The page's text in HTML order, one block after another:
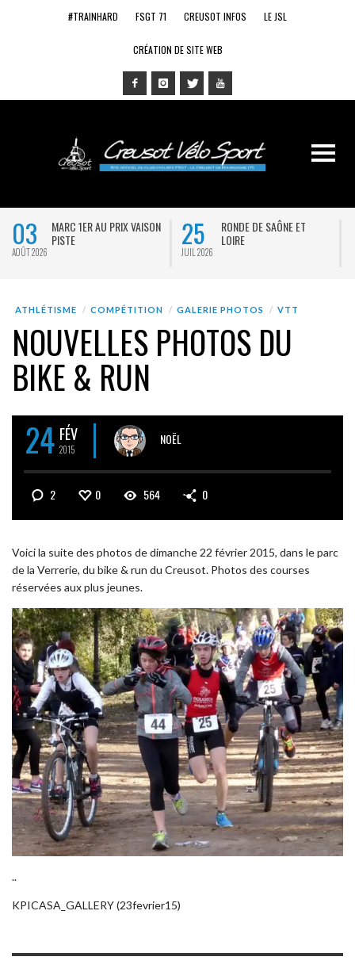
#TRAINHARD FSGT 71 CREUSOT INFOS LE JSL
CRÉATION DE SITE WEB
03
AOÛT 2026
MARC 1ER AU PRIX VAISON
PISTE
25
JUIL 2026
RONDE DE SAÔNE ET
LOIRE
ATHLÉTISME COMPÉTITION GALERIE PHOTOS VTT
NOUVELLES PHOTOS DU
BIKE & RUN
24 FÉV
2015
NOËL
2 0 564 0
Voici la suite des photos de dimanche 22 février 2015, dans le parc
de la Verrerie, du bike & run du Creusot. Photos des courses
réservées aux plus jeunes.
..
KPICASA_GALLERY (23fevrier15)